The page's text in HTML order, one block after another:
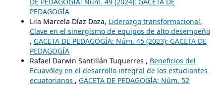
DE PEDAGOGÍA: Núm. 49 (2024): GACETA DE
PEDAGOGÍA
Lila Marcela Díaz Daza, Liderazgo transformacional.
Clave en el sinergismo de equipos de alto desempeño
, GACETA DE PEDAGOGÍA: Núm. 45 (2023): GACETA DE
PEDAGOGÍA
Rafael Darwin Santillán Tuquerres , Beneficios del
Ecuavóley en el desarrollo integral de los estudiantes
ecuatorianos , GACETA DE PEDAGOGÍA: Núm. 52